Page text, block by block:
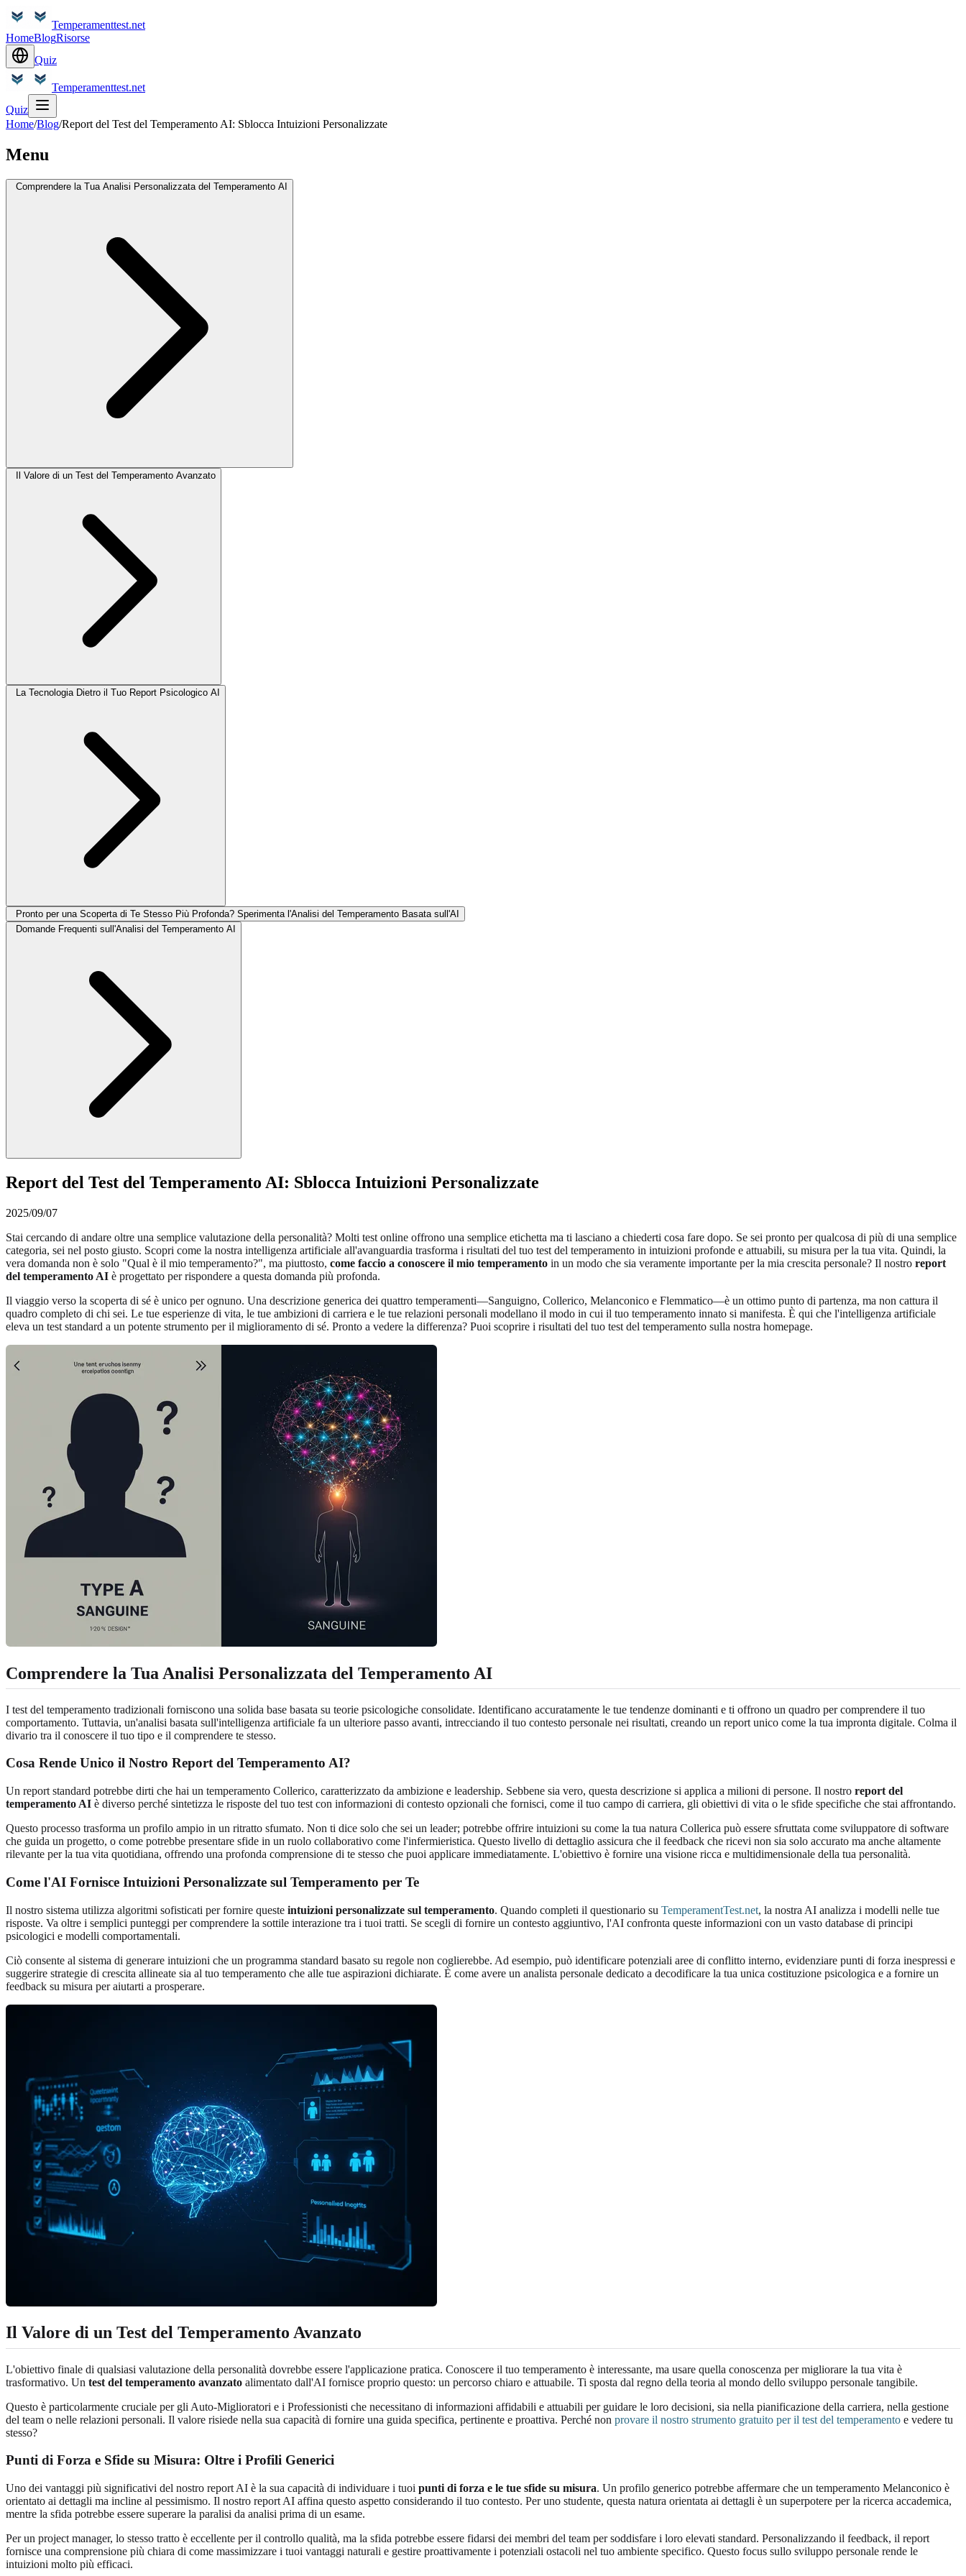
Temperamenttest.net
HomeBlogRisorse
Quiz
Temperamenttest.net
Quiz
Home/Blog/Report del Test del Temperamento AI: Sblocca Intuizioni Personalizzate
Menu
Comprendere la Tua Analisi Personalizzata del Temperamento AI
Il Valore di un Test del Temperamento Avanzato
La Tecnologia Dietro il Tuo Report Psicologico AI
Pronto per una Scoperta di Te Stesso Più Profonda? Sperimenta l'Analisi del Temperamento Basata sull'AI
Domande Frequenti sull'Analisi del Temperamento AI
Report del Test del Temperamento AI: Sblocca Intuizioni Personalizzate
2025/09/07
Stai cercando di andare oltre una semplice valutazione della personalità? Molti test online offrono una semplice etichetta ma ti lasciano a chiederti cosa fare dopo. Se sei pronto per qualcosa di più di una semplice
categoria, sei nel posto giusto. Scopri come la nostra intelligenza artificiale all'avanguardia trasforma i risultati del tuo test del temperamento in intuizioni profonde e attuabili, su misura per la tua vita. Quindi, la
vera domanda non è solo "Qual è il mio temperamento?", ma piuttosto, come faccio a conoscere il mio temperamento in un modo che sia veramente importante per la mia crescita personale? Il nostro report
del temperamento AI è progettato per rispondere a questa domanda più profonda.
Il viaggio verso la scoperta di sé è unico per ognuno. Una descrizione generica dei quattro temperamenti—Sanguigno, Collerico, Melanconico e Flemmatico—è un ottimo punto di partenza, ma non cattura il
quadro completo di chi sei. Le tue esperienze di vita, le tue ambizioni di carriera e le tue relazioni personali modellano il modo in cui il tuo temperamento innato si manifesta. È qui che l'intelligenza artificiale
eleva un test standard a un potente strumento per il miglioramento di sé. Pronto a vedere la differenza? Puoi scoprire i risultati del tuo test del temperamento sulla nostra homepage.
Comprendere la Tua Analisi Personalizzata del Temperamento AI
I test del temperamento tradizionali forniscono una solida base basata su teorie psicologiche consolidate. Identificano accuratamente le tue tendenze dominanti e ti offrono un quadro per comprendere il tuo
comportamento. Tuttavia, un'analisi basata sull'intelligenza artificiale fa un ulteriore passo avanti, intrecciando il tuo contesto personale nei risultati, creando un report unico come la tua impronta digitale. Colma il
divario tra il conoscere il tuo tipo e il comprendere te stesso.
Cosa Rende Unico il Nostro Report del Temperamento AI?
Un report standard potrebbe dirti che hai un temperamento Collerico, caratterizzato da ambizione e leadership. Sebbene sia vero, questa descrizione si applica a milioni di persone. Il nostro report del
temperamento AI è diverso perché sintetizza le risposte del tuo test con informazioni di contesto opzionali che fornisci, come il tuo campo di carriera, gli obiettivi di vita o le sfide specifiche che stai affrontando.
Questo processo trasforma un profilo ampio in un ritratto sfumato. Non ti dice solo che sei un leader; potrebbe offrire intuizioni su come la tua natura Collerica può essere sfruttata come sviluppatore di software
che guida un progetto, o come potrebbe presentare sfide in un ruolo collaborativo come l'infermieristica. Questo livello di dettaglio assicura che il feedback che ricevi non sia solo accurato ma anche altamente
rilevante per la tua vita quotidiana, offrendo una profonda comprensione di te stesso che puoi applicare immediatamente. L'obiettivo è fornire una visione ricca e multidimensionale della tua personalità.
Come l'AI Fornisce Intuizioni Personalizzate sul Temperamento per Te
Il nostro sistema utilizza algoritmi sofisticati per fornire queste intuizioni personalizzate sul temperamento. Quando completi il questionario su TemperamentTest.net, la nostra AI analizza i modelli nelle tue
risposte. Va oltre i semplici punteggi per comprendere la sottile interazione tra i tuoi tratti. Se scegli di fornire un contesto aggiuntivo, l'AI confronta queste informazioni con un vasto database di principi
psicologici e modelli comportamentali.
Ciò consente al sistema di generare intuizioni che un programma standard basato su regole non coglierebbe. Ad esempio, può identificare potenziali aree di conflitto interno, evidenziare punti di forza inespressi e
suggerire strategie di crescita allineate sia al tuo temperamento che alle tue aspirazioni dichiarate. È come avere un analista personale dedicato a decodificare la tua unica costituzione psicologica e a fornire un
feedback su misura per aiutarti a prosperare.
Il Valore di un Test del Temperamento Avanzato
L'obiettivo finale di qualsiasi valutazione della personalità dovrebbe essere l'applicazione pratica. Conoscere il tuo temperamento è interessante, ma usare quella conoscenza per migliorare la tua vita è
trasformativo. Un test del temperamento avanzato alimentato dall'AI fornisce proprio questo: un percorso chiaro e attuabile. Ti sposta dal regno della teoria al mondo dello sviluppo personale tangibile.
Questo è particolarmente cruciale per gli Auto-Miglioratori e i Professionisti che necessitano di informazioni affidabili e attuabili per guidare le loro decisioni, sia nella pianificazione della carriera, nella gestione
del team o nelle relazioni personali. Il valore risiede nella sua capacità di fornire una guida specifica, pertinente e proattiva. Perché non provare il nostro strumento gratuito per il test del temperamento e vedere tu
stesso?
Punti di Forza e Sfide su Misura: Oltre i Profili Generici
Uno dei vantaggi più significativi del nostro report AI è la sua capacità di individuare i tuoi punti di forza e le tue sfide su misura. Un profilo generico potrebbe affermare che un temperamento Melanconico è
orientato ai dettagli ma incline al pessimismo. Il nostro report AI affina questo aspetto considerando il tuo contesto. Per uno studente, questa natura orientata ai dettagli è un superpotere per la ricerca accademica,
mentre la sfida potrebbe essere superare la paralisi da analisi prima di un esame.
Per un project manager, lo stesso tratto è eccellente per il controllo qualità, ma la sfida potrebbe essere fidarsi dei membri del team per soddisfare i loro elevati standard. Personalizzando il feedback, il report
fornisce una comprensione più chiara di come massimizzare i tuoi vantaggi naturali e gestire proattivamente i potenziali ostacoli nel tuo ambiente specifico. Questo focus sullo sviluppo personale rende le
intuizioni molto più efficaci.